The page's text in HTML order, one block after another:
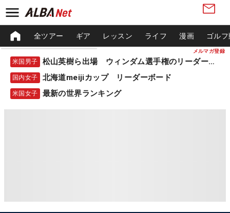
メルマガ登録
全ツアー ギア レッスン ライフ 漫画 ゴル
米国男子 松山英樹ら出場 ウィンダム選手権のリーダーボード
国内女子 北海道meijiカップ リーダーボード
米国女子 最新の世界ランキング